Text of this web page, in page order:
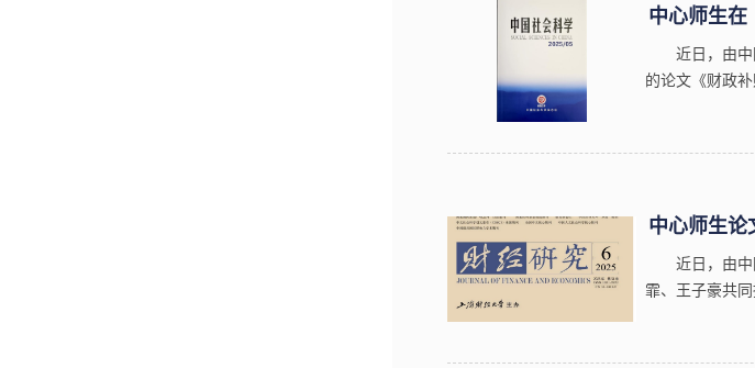
中心师生在
近日，由
的论文《财政
中心师生论
近日，由
霏、王子豪共